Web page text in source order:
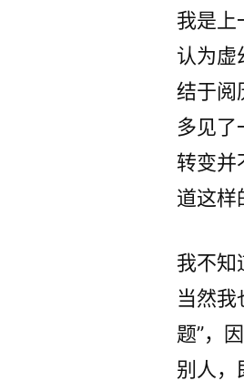
我是上
认为虚
结于阅
多见了
转变并
道这样
我不知
当然我
题”，
别人，